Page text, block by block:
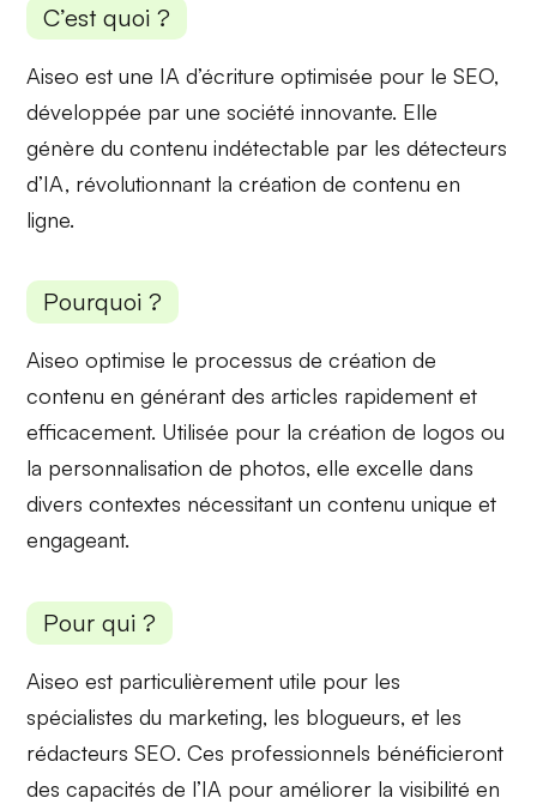
C’est quoi ?
Aiseo est une IA d’écriture optimisée pour le SEO,
développée par une société innovante. Elle
génère du contenu indétectable par les détecteurs
d’IA, révolutionnant la création de contenu en
ligne.
Pourquoi ?
Aiseooptimise le processus de création de
contenu en générant des articles rapidement et
efficacement. Utilisée pour la création de logos ou
la personnalisation de photos, elle excelle dans
divers contextes nécessitant un contenu unique et
engageant.
Pour qui ?
Aiseo est particulièrement utile pour les
spécialistes du marketing, les blogueurs, et les
rédacteurs SEO. Ces professionnels bénéficieront
des capacités de l’IA pour améliorer lavisibilité en